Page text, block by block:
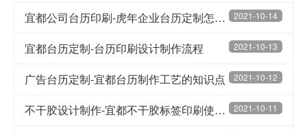
2021-10-14
宜都公司台历印刷-虎年企业台历定制怎么制作比较好
2021-10-13
宜都台历定制-台历印刷设计制作流程
2021-10-12
广告台历定制-宜都台历制作工艺的知识点
2021-10-11
不干胶设计制作-宜都不干胶标签印刷使用油墨有哪些技巧